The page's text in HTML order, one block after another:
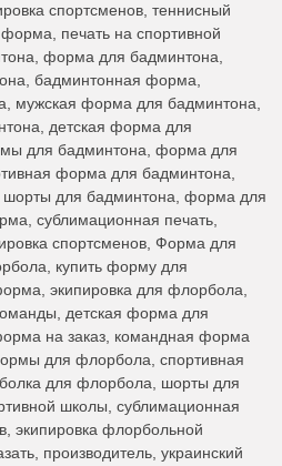
спортсменов, теннисный
печать на спортивной
форма для бадминтона,
бадминтонная форма,
мужская форма для бадминтона,
детская форма для
для бадминтона, форма для
форма для бадминтона,
шорты для бадминтона, форма для
сублимационная печать,
спортсменов, Форма для
купить форму для
экипировка для флорбола,
детская форма для
на заказ, командная форма
для флорбола, спортивная
для флорбола, шорты для
школы, сублимационная
экипировка флорбольной
производитель, украинский